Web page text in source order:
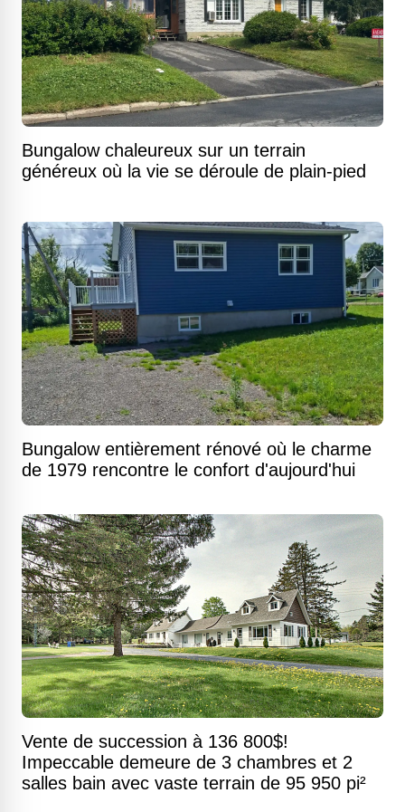
Bungalow chaleureux sur un terrain
généreux où la vie se déroule de plain-pied
Bungalow entièrement rénové où le charme
de 1979 rencontre le confort d'aujourd'hui
Vente de succession à 136 800$!
Impeccable demeure de 3 chambres et 2
salles bain avec vaste terrain de 95 950 pi²